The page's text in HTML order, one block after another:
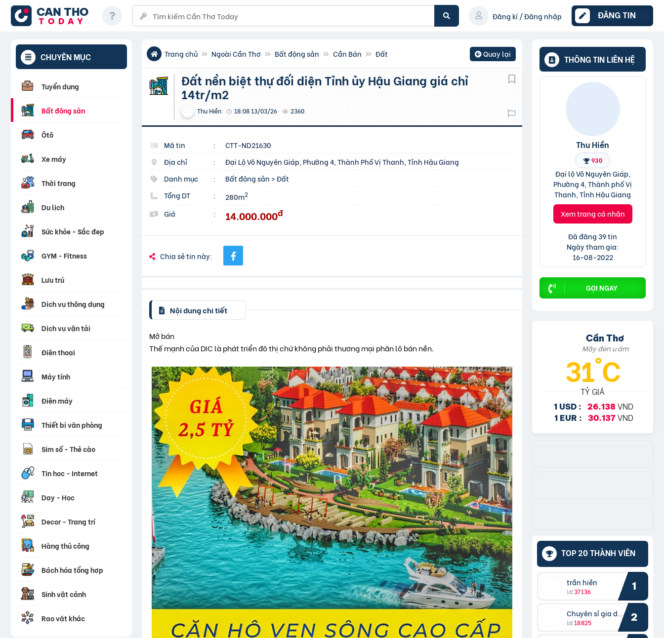
CAN THO
TODAY
Đăng kí / Đăng nhập ĐĂNG TIN
CHUYÊN MỤC
Tuyển dụng
Bất động sản
Ôtô
Xe máy
Thời trang
Du lịch
Sức khỏe - Sắc đẹp
GYM - Fitness
Lưu trú
Dịch vụ thông dụng
Dịch vụ vận tải
Điện thoại
Máy tính
Điện máy
Thiết bị văn phòng
Sim số - Thẻ cào
Tin học - Internet
Dạy - Học
Decor - Trang trí
Hàng thủ công
Bách hóa tổng hợp
Sinh vật cảnh
Rao vặt khác
Trang chủ Ngoài Cần Thơ Bất động sản Cần Bán Đất Quay lại
Đất nền biệt thự đối diện Tỉnh ủy Hậu Giang giá chỉ
14tr/m2
Thu Hiền 18:08 13/03/26 2360
Mã tin :
CTT-ND21630
Địa chỉ
:
Đại Lộ Võ Nguyên Giáp, Phường 4, Thành Phố Vị Thanh, Tỉnh Hậu Giang
Danh mục
: Bất động sản >Đất
Tổng DT
: 280m2
Giá : 14.000.000đ
Chia sẻ tin này:
Nội dung chi tiết
Mở bán
Thế mạnh của DIC là phát triển đô thị chứ không phải thương mại phân lô bán nền.
THÔNG TIN LIÊN HỆ
Thu Hiền
930
Đại lộ Võ Nguyên Giáp,
Phường 4, Thành phố Vị
Thanh, Tỉnh Hậu Giang
Xem trang cá nhân
Đã đăng 39 tin
Ngày tham gia:
16-08-2022
GỌI NGAY
Cần Thơ
Mây đen u ám
31°C
TỶ GIÁ
1 USD : 26.138 VND
1 EUR : 30.137VND
TOP 20 THÀNH VIÊN
trần hiền
37136 1
Chuyên sỉ gia dụng
18825 2